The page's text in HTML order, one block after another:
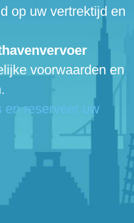
op uw vertrektijd en
voorwaarden en
en reserveer uw